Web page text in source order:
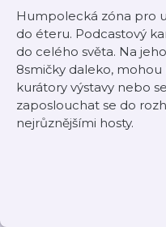
Humpolecká zóna pro
do éteru. Podcastový
do celého světa. Na
8smičky daleko,
kurátory výstavy nebo
zaposlouchat se do
nejrůznějšími hosty.